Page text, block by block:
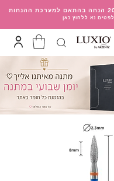
הזמיני ותקבלי עד 20% הנחה בהתאם למערכת ההנחות
לפטים נא ללחוץ כאן